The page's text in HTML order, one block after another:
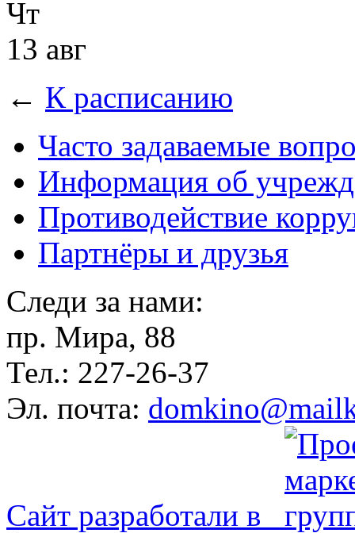
Чт
13 авг
← К расписанию
Часто задаваемые
Информация об
Противодействие
Партнёры и друзья
Следи за нами:
пр. Мира, 88
Тел.: 227-26-37
Эл. почта:
Сайт разработали в